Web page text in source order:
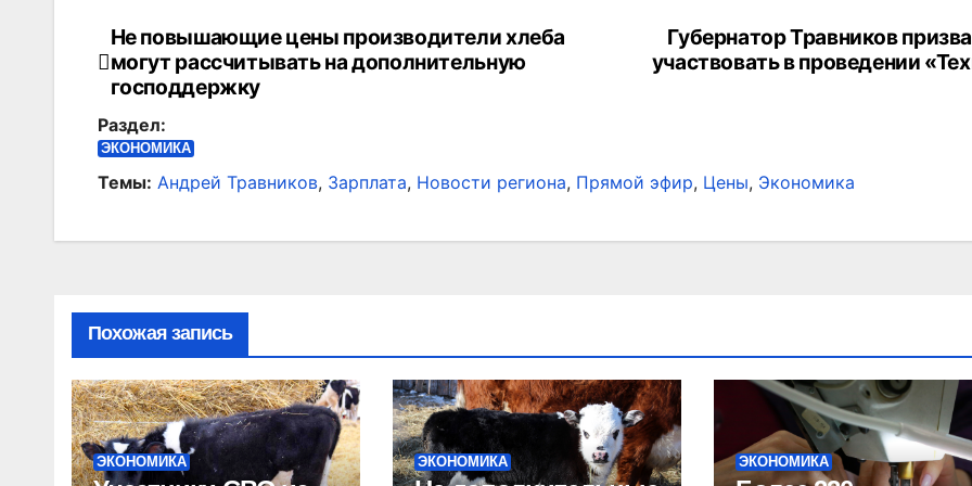
Навигация
по
записям
Губернатор Травников
участвовать в проведении
Не повышающие цены производители хлеба
могут рассчитывать на дополнительную
господдержку
Раздел:
ЭКОНОМИКА
Темы: Андрей Травников, Зарплата, Новости региона, Прямой эфир, Цены, Экономика
Похожая запись
ЭКОНОМИКА ЭКОНОМИКА ЭКОНОМИКА